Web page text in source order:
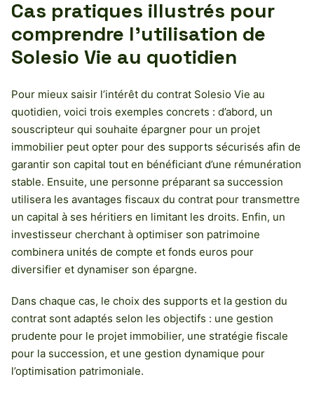
Cas pratiques illustrés pour
comprendre l’utilisation de
Solesio Vie au quotidien
Pour mieux saisir l’intérêt du contrat Solesio Vie au
quotidien, voici trois exemples concrets : d’abord, un
souscripteur qui souhaite épargner pour un projet
immobilier peut opter pour des supports sécurisés afin de
garantir son capital tout en bénéficiant d’une rémunération
stable. Ensuite, une personne préparant sa succession
utilisera les avantages fiscaux du contrat pour transmettre
un capital à ses héritiers en limitant les droits. Enfin, un
investisseur cherchant à optimiser son patrimoine
combinera unités de compte et fonds euros pour
diversifier et dynamiser son épargne.
Dans chaque cas, le choix des supports et la gestion du
contrat sont adaptés selon les objectifs : une gestion
prudente pour le projet immobilier, une stratégie fiscale
pour la succession, et une gestion dynamique pour
l’optimisation patrimoniale.